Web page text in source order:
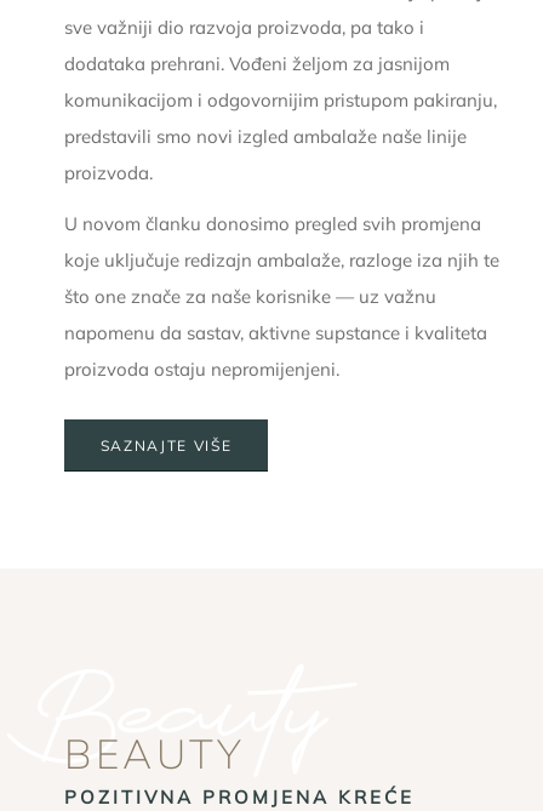
sve važniji dio razvoja proizvoda, pa tako i
dodataka prehrani. Vođeni željom za jasnijom
komunikacijom i odgovornijim pristupom pakiranju,
predstavili smo novi izgled ambalaže naše linije
proizvoda.
U novom članku donosimo pregled svih promjena
koje uključuje redizajn ambalaže, razloge iza njih te
što one znače za naše korisnike — uz važnu
napomenu da sastav, aktivne supstance i kvaliteta
proizvoda ostaju nepromijenjeni.
SAZNAJTE VIŠE
Beauty
BEAUTY
POZITIVNA PROMJENA KREĆE